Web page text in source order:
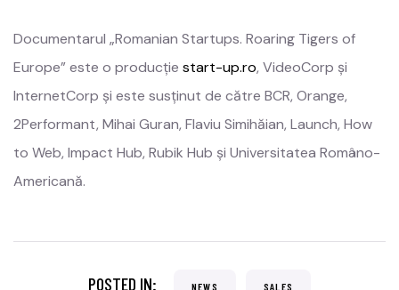
Documentarul „Romanian Startups. Roaring Tigers of
Europe” este o producție start-up.ro, VideoCorp și
InternetCorp și este susținut de către BCR, Orange,
2Performant, Mihai Guran, Flaviu Simihăian, Launch, How
to Web, Impact Hub, Rubik Hub și Universitatea Româno-
Americană.
POSTED IN: NEWS SALES